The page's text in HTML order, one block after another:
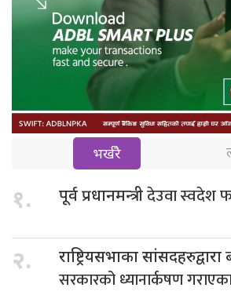
भर्खरै
१. पूर्व प्रधानमन्त्रीदेउवा स्वदेश
२. राष्ट्रियसभाका सांसदहरुद्वारा
सरकारको ध्यानार्कषण